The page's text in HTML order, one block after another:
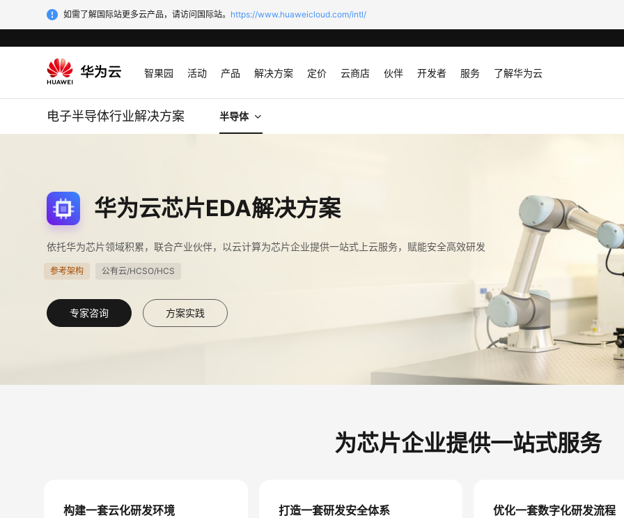
如需了解国际站更多云产品，请访问国际站。 https://www.huaweicloud.com/intl/
智果园 活动 产品 解决方案 定价 云商店 伙伴 开发者 服务 了解华为云
电子半导体行业解决方案 半导体
华为云芯片EDA解决方案
依托华为芯片领域积累，联合产业伙伴，以云计算为芯片企业提供一站式上云服务，赋能安全高效研发
参考架构 公有云/HCSO/HCS
专家咨询 方案实践
为芯片企业提供一站式服务
构建一套云化研发环境 打造一套研发安全体系 优化一套数字化研发流程